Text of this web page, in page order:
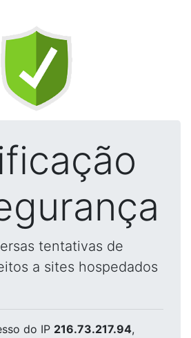
tentativas de
a sites hospedados
do IP 216.73.217.94,